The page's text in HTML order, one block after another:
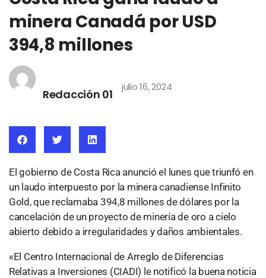
minera Canadá por USD
394,8 millones
Redacción 01
julio 16, 2024
El gobierno de Costa Rica anunció el lunes que triunfó en
un laudo interpuesto por la minera canadiense Infinito
Gold, que reclamaba 394,8 millones de dólares por la
cancelación de un proyecto de minería de oro a cielo
abierto debido a irregularidades y daños ambientales.
«El Centro Internacional de Arreglo de Diferencias
Relativas a Inversiones (CIADI) le notificó la buena noticia